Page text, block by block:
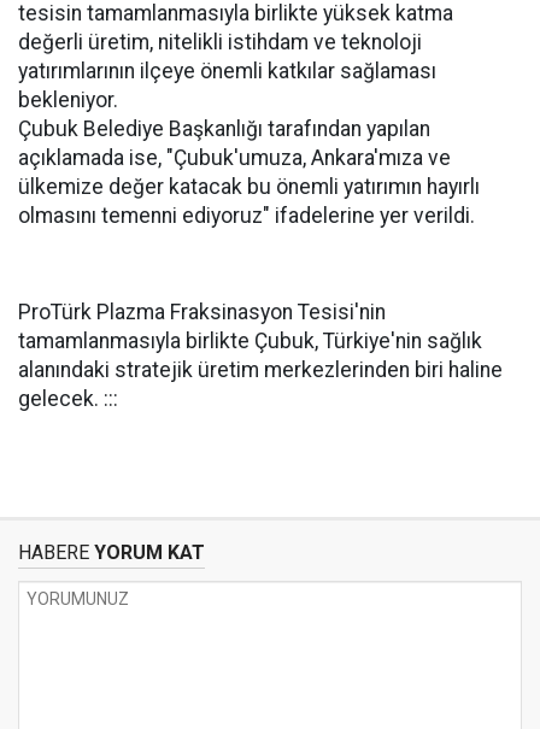
tesisin tamamlanmasıyla birlikte yüksek katma
değerli üretim, nitelikli istihdam ve teknoloji
yatırımlarının ilçeye önemli katkılar sağlaması
bekleniyor.
Çubuk Belediye Başkanlığı tarafından yapılan
açıklamada ise, "Çubuk'umuza, Ankara'mıza ve
ülkemize değer katacak bu önemli yatırımın hayırlı
olmasını temenni ediyoruz" ifadelerine yer verildi.
ProTürk Plazma Fraksinasyon Tesisi'nin
tamamlanmasıyla birlikte Çubuk, Türkiye'nin sağlık
alanındaki stratejik üretim merkezlerinden biri haline
gelecek. :::
HABERE YORUM KAT